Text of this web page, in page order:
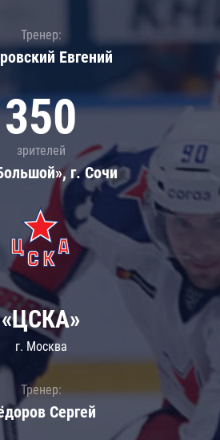
Тренер:
Евгений
350
зрителей
г. Сочи
«ЦСКА»
г. Москва
Тренер:
Сергей